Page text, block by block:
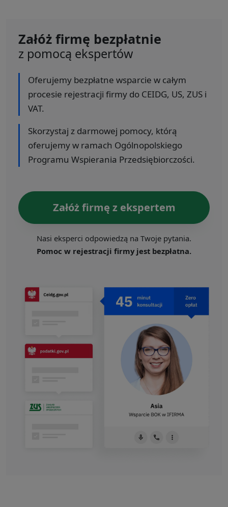
Załóż firmę bezpłatnie
z pomocą ekspertów
Oferujemy bezpłatne wsparcie w całym
procesie rejestracji firmy do CEIDG, US, ZUS i
VAT.
Skorzystaj z darmowej pomocy, którą
oferujemy w ramach Ogólnopolskiego
Programu Wspierania Przedsiębiorczości.
Załóż firmę z ekspertem
Nasi eksperci odpowiedzą na Twoje pytania.
Pomoc w rejestracji firmy jest bezpłatna.